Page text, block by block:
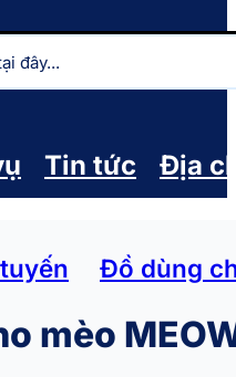
Tin tức Địa
Đồ dùng
mèo